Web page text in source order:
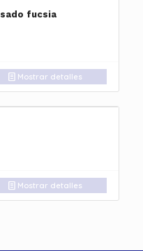
fucsia
Mostrar detalles
Mostrar detalles